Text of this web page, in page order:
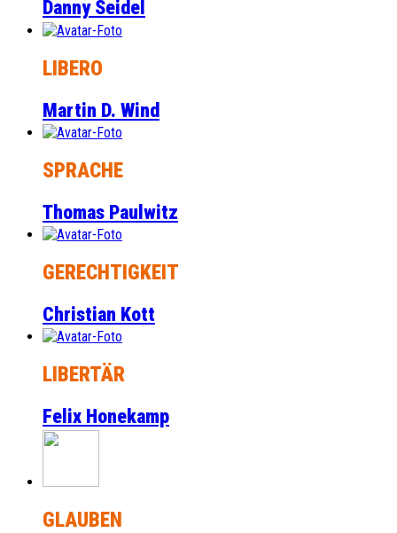
Danny Seidel
LIBERO
Martin D. Wind
SPRACHE
Thomas Paulwitz
GERECHTIGKEIT
Christian Kott
LIBERTÄR
Felix Honekamp
GLAUBEN